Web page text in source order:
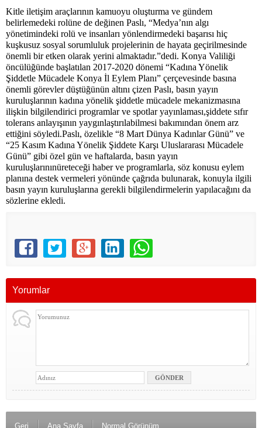
Kitle iletişim araçlarının kamuoyu oluşturma ve gündem
belirlemedeki rolüne de değinen Paslı, “Medya’nın algı
yönetimindeki rolü ve insanları yönlendirmedeki başarısı hiç
kuşkusuz sosyal sorumluluk projelerinin de hayata geçirilmesinde
önemli bir etken olarak yerini almaktadır.”dedi. Konya Valiliği
öncülüğünde başlatılan 2017-2020 dönemi “Kadına Yönelik
Şiddetle Mücadele Konya İl Eylem Planı” çerçevesinde basına
önemli görevler düştüğünün altını çizen Paslı, basın yayın
kuruluşlarının kadına yönelik şiddetle mücadele mekanizmasına
ilişkin bilgilendirici programlar ve spotlar yayınlaması,şiddete sıfır
tolerans anlayışının yaygınlaştırılabilmesi bakımından önem arz
ettiğini söyledi.Paslı, özelikle “8 Mart Dünya Kadınlar Günü” ve
“25 Kasım Kadına Yönelik Şiddete Karşı Uluslararası Mücadele
Günü” gibi özel gün ve haftalarda, basın yayın
kuruluşlarınınüreteceği haber ve programlarla, söz konusu eylem
planına destek vermeleri yönünde çağrıda bulunarak, konuyla ilgili
basın yayın kuruluşlarına gerekli bilgilendirmelerin yapılacağını da
sözlerine ekledi.
Yorumlar
Geri Ana Sayfa Normal Görünüm